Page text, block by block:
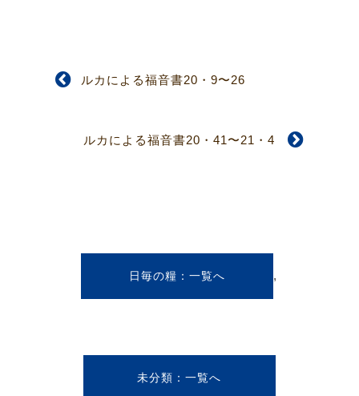
ルカによる福音書20・9〜26
ルカによる福音書20・41〜21・4
日毎の糧 ,
未分類